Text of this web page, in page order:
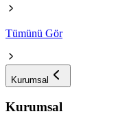
Tümünü Gör
Kurumsal
Kurumsal